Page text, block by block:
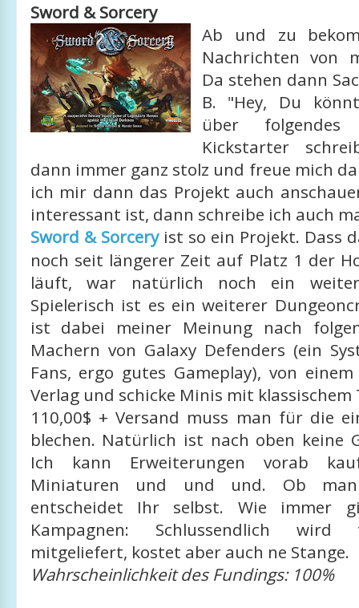
Sword & Sorcery
Ab und zu
Nachrichten von
Da stehen dann
B. "Hey, Du
über
Kickstarter
dann immer ganz stolz und freue mich
ich mir dann das Projekt auch
interessant ist, dann schreibe ich auch
Sword & Sorceryist so ein Projekt. Dass
noch seit längerer Zeit auf Platz 1 der
läuft, war natürlich noch ein
Spielerisch ist es ein weiterer
ist dabei meiner Meinung nach
Machern von Galaxy Defenders (ein
Fans, ergo gutes Gameplay), von
Verlag und schicke Minis mit klassischem
110,00$ + Versand muss man für die
blechen. Natürlich ist nach oben keine
Ich kann Erweiterungen vorab
Miniaturen und und und. Ob
entscheidet Ihr selbst. Wie immer
Kampagnen: Schlussendlich
mitgeliefert, kostet aber auch ne Stange.
Wahrscheinlichkeit des Fundings: 100%